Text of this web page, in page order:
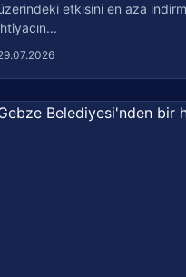
etkisini en aza